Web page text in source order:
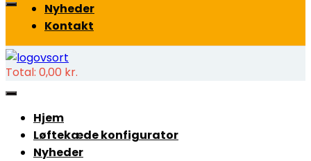
Nyheder
Kontakt
Total: 0,00 kr.
Hjem
Løftekæde konfigurator
Nyheder